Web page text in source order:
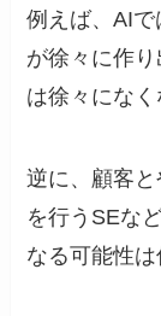
例えば、AI
が徐々に作
は徐々になく
逆に、顧客
を行うSEな
なる可能性は